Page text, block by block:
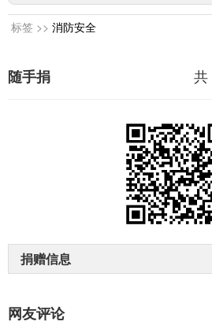
标签 >> 消防安全
共
随手捐
捐赠信息
网友评论